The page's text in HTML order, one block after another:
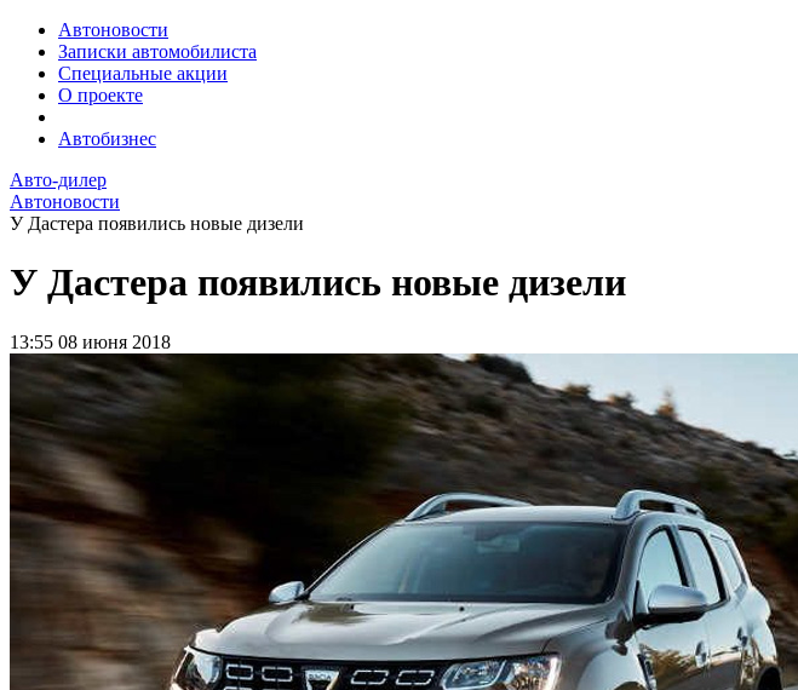
Автоновости
Записки автомобилиста
Специальные акции
О проекте
Автобизнес
Авто-дилер
Автоновости
У Дастера появились новые дизели
У Дастера появились новые дизели
13:55 08 июня 2018